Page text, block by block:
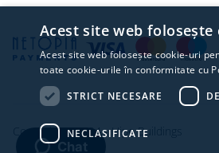
Copyright © 2024 - Hipe Buildings
Chat
Acest site web folosește
Acest site web folosește cookie-uri
toate cookie-urile în conformitate cu
STRICT NECESARE
NECLASIFICATE